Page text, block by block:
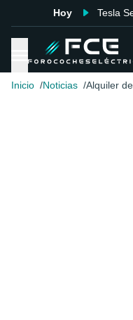
Hoy Tesla
Inicio Noticias Alquiler